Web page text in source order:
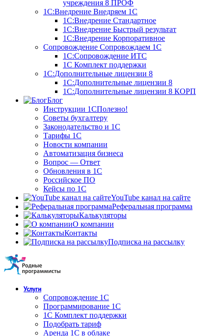
учреждения 8 ПРОФ
1С:Внедрение Внедряем 1С
1С:Внедрение Стандартное
1С:Внедрение Быстрый результат
1С:Внедрение Корпоративное
Сопровождение Сопровождаем 1С
1С:Сопровождение ИТС
1С Комплект поддержки
1С:Дополнительные лицензии 8
1С:Дополнительные лицензии 8
1С:Дополнительные лицензии 8 КОРП
Блог
Инструкции 1СПолезно!
Советы бухгалтеру
Законодательство и 1С
Тарифы 1С
Новости компании
Автоматизация бизнеса
Вопрос — Ответ
Обновления в 1С
Российское ПО
Кейсы по 1С
YouTube канал на сайте
Реферальная программа
Калькуляторы
О компании
Контакты
Подписка на рассылку
Услуги
Сопровождение 1С
Программирование 1С
1С Комплект поддержки
Подобрать тариф
Аренда 1С в облаке